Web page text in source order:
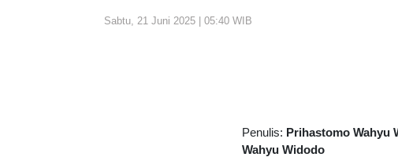
Sabtu, 21 Juni 2025 | 05:40 WIB
Penulis: Prihastomo Wahyu
Wahyu Widodo